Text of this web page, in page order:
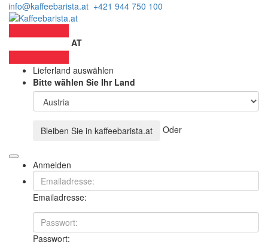
info@kaffeebarista.at +421 944 750 100
AT
Lieferland auswählen
Bitte wählen Sie Ihr Land
Bleiben Sie in kaffeebarista.at Oder
Anmelden
Emailadresse:
Passwort: